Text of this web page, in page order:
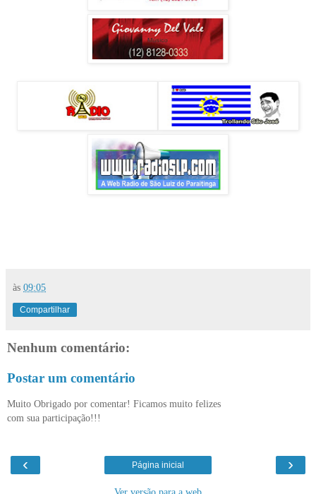
às 09:05
Compartilhar
Nenhum comentário:
Postar um comentário
Muito Obrigado por comentar! Ficamos muito felizes
com sua participação!!!
‹ ›
Página inicial